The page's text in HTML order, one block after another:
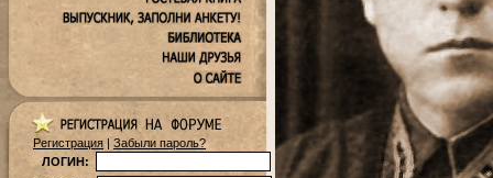
Регистрация | Забыли пароль?
ЛОГИН: